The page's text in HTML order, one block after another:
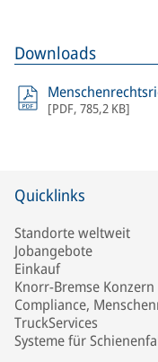
Downloads
[PDF, 785,2 KB]
Quicklinks
Standorte weltweit
Jobangebote
Einkauf
Knorr-Bremse Konzern
Compliance,
TruckServices
Systeme für